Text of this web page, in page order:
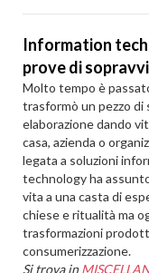
Information
prove di
Molto tempo è
trasformò un pezzo
elaborazione dando
casa, azienda o
legata a soluzioni
technology ha
vita a una casta di
chiese e ritualità ma
trasformazioni
consumerizzazione.
Si trova in